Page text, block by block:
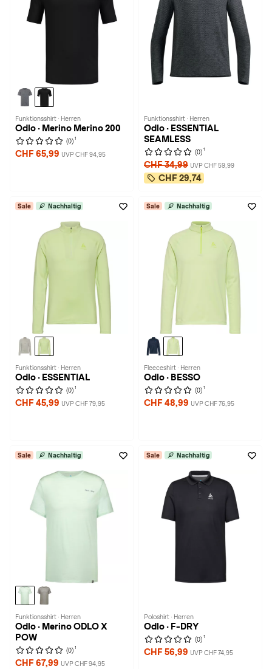
Funktionsshirt · Herren
Odlo · Merino Merino 200
(0) 1
CHF 65,99 UVP CHF 94,95
Funktionsshirt · Herren
Odlo · ESSENTIAL
SEAMLESS
(0) 1
CHF 34,99 UVP CHF 59,99
CHF 29,74
Sale Nachhaltig
Funktionsshirt · Herren
Odlo · ESSENTIAL
(0) 1
CHF 45,99 UVP CHF 79,95
Sale Nachhaltig
Fleeceshirt · Herren
Odlo · BESSO
(0) 1
CHF 48,99 UVP CHF 76,95
Sale Nachhaltig
Funktionsshirt · Herren
Odlo · Merino ODLO X
POW
(0) 1
CHF 67,99 UVP CHF 94,95
Sale Nachhaltig
Poloshirt · Herren
Odlo · F-DRY
(0) 1
CHF 56,99 UVP CHF 74,95